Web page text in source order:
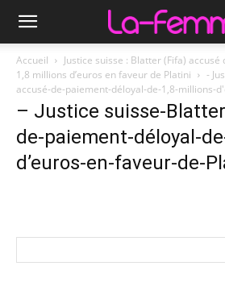
Accueil
Justice suisse : Blatter (Fifa)
1,8 millions d’euros en faveur de Platini
-
accusé-de-paiement-déloyal-de-1,8-millions-
– Justice suisse-
de-paiement-déloyal-
d’euros-en-faveur-de-